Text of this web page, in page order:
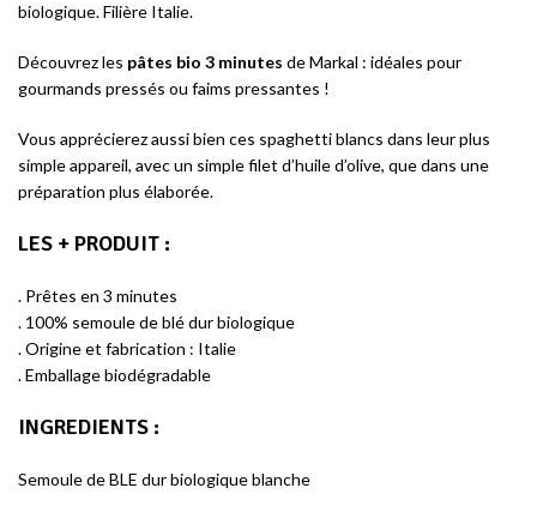
biologique. Filière Italie.
Découvrez les pâtes bio 3 minutes de Markal : idéales pour
gourmands pressés ou faims pressantes !
Vous apprécierez aussi bien ces spaghetti blancs dans leur plus
simple appareil, avec un simple filet d’huile d’olive, que dans une
préparation plus élaborée.
LES + PRODUIT :
. Prêtes en 3 minutes
. 100% semoule de blé dur biologique
. Origine et fabrication : Italie
. Emballage biodégradable
INGREDIENTS :
Semoule de BLE dur biologique blanche